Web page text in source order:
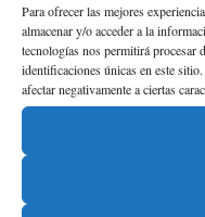
Para ofrecer las mejores
almacenar y/o acceder a la
tecnologías nos permitirá procesar
identificaciones únicas en este
afectar negativamente a ciertas
Tambiénse tiende a
excesiva importancia
embargo,no es del
también otorgan
tiempo libre, la
De hecho, es casi